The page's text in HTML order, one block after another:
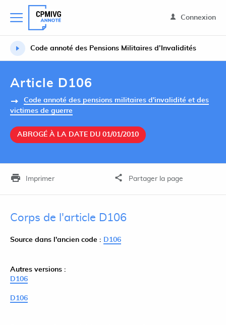
Connexion
Code annoté des Pensions Militaires d’Invalidités
Article D106
Code annoté des pensions militaires d'invalidité et des
victimes de guerre
ABROGÉ À LA DATE DU 01/01/2010
Imprimer Partager la page
Corps de l'article D106
Source dans l'ancien code : D106
Autres versions :
D106
D106